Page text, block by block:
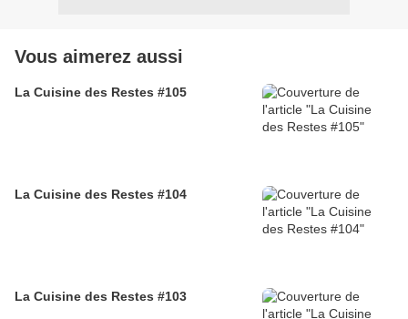
Vous aimerez aussi
La Cuisine des Restes #105
La Cuisine des Restes #104
La Cuisine des Restes #103